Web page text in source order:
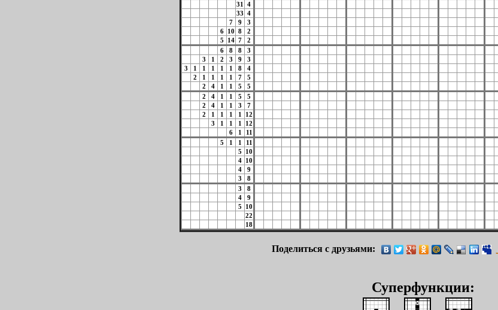
31
4
33 4
7
9
3
6 10 8
2
5
14 7
2
6
8 8
3
3
1 2 3 9
3
3
1 1 1 1 1 8
4
2
1 1 1 1 7
5
2
4 1 1 5
5
2
4 1 1 5
5
2
4 1 1 3
7
2
1 1 1 1
12
3
1 1 1
12
6
1
11
5
1 1
11
5
10
4 10
4
9
3
8
3
8
4
9
5
10
22
18
Поделиться с друзьями:
Суперфункции: